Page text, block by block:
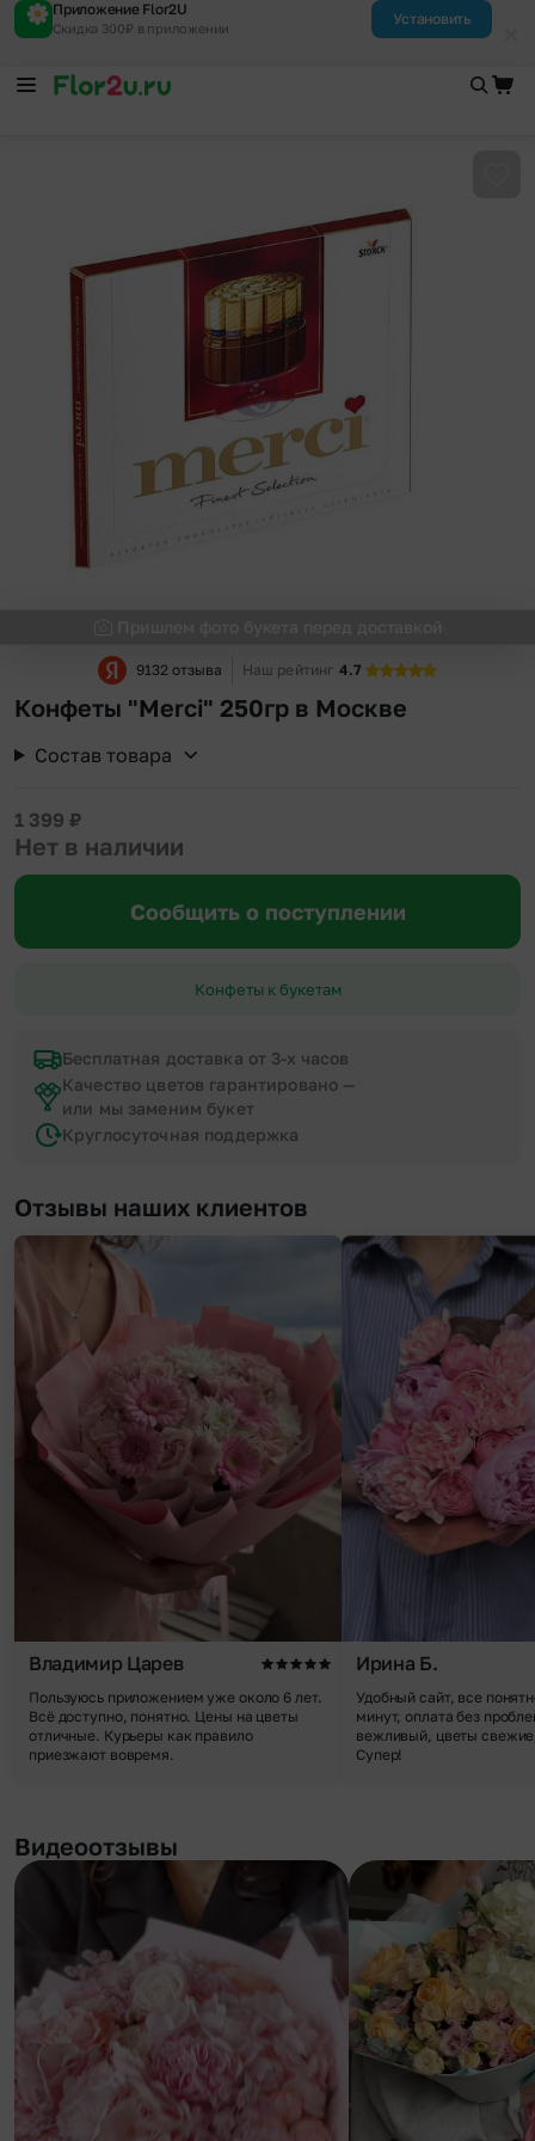
Приложение Flor2U
Скидка 300₽ в приложении
Установить
9132 отзыва Наш рейтинг 4.7
Конфеты "Merci" 250гр в Москве
Состав товара
1 399 ₽
Нет в наличии
Сообщить о поступлении
Конфеты к букетам
Бесплатная доставка от 3-х часов
Качество цветов гарантировано —
или мы заменим букет
Круглосуточная поддержка
Отзывы наших клиентов
Владимир Царев
Пользуюсь приложением уже около 6 лет.
Всё доступно, понятно. Цены на цветы
отличные. Курьеры как правило
приезжают вовремя.
Ирина Б.
Удобный сайт, все
минут, оплата без
вежливый, цветы
Супер!
Видеоотзывы